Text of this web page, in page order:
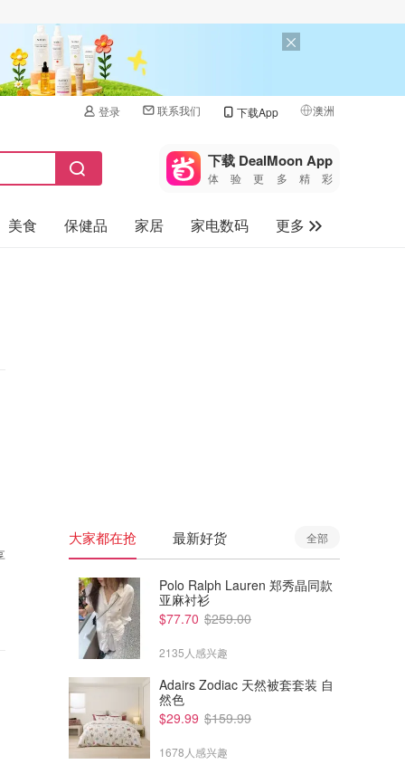
登录 联系我们 下载App 澳洲
🇺🇸
🇨🇳 中国
🇨🇦加拿大
下载 DealMoon App
体验更多精彩
美食 保健品 家居 家电数码
更多
大家都在抢 最新好货 全部
Polo Ralph Lauren 郑秀晶同款
亚麻衬衫
$77.70 $259.00
2135人感兴趣
Adairs Zodiac 天然被套套装 自
然色
$29.99 $159.99
1678人感兴趣